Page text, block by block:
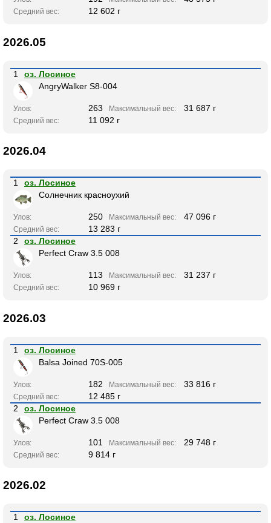
Средний вес: 12 602 г
2026.05
1
оз. Лосиное
AngryWalker S8-004
Улов: 263 Максимальный вес: 31 687 г
Средний вес: 11 092 г
2026.04
1
оз. Лосиное
Солнечник красноухий
Улов: 250 Максимальный вес: 47 096 г
Средний вес:
13 283 г
2
оз. Лосиное
Perfect Craw 3.5 008
Улов: 113 Максимальный вес: 31 237 г
Средний вес: 10 969 г
2026.03
1
оз. Лосиное
Balsa Joined 70S-005
Улов: 182 Максимальный вес: 33 816 г
Средний вес:
12 485 г
2
оз. Лосиное
Perfect Craw 3.5 008
Улов: 101 Максимальный вес: 29 748 г
Средний вес: 9 814 г
2026.02
1
оз. Лосиное